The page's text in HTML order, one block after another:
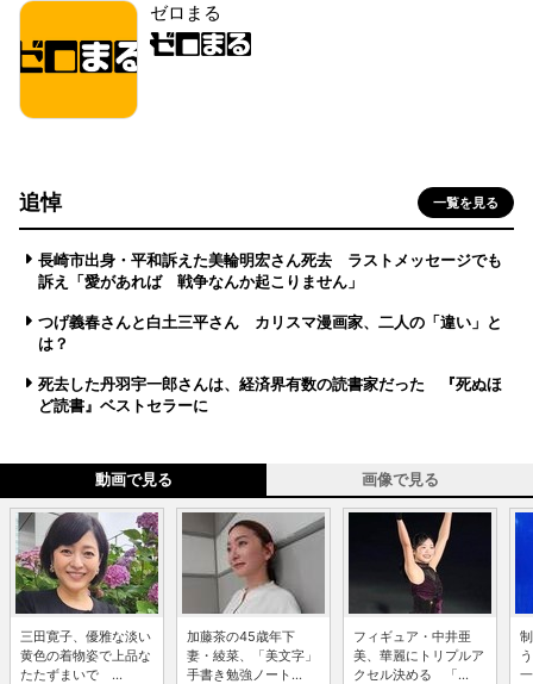
ゼロまる
追悼 一覧を見る
長崎市出身・平和訴えた美輪明宏さん死去 ラストメッセージでも
訴え「愛があれば 戦争なんか起こりません」
つげ義春さんと白土三平さん カリスマ漫画家、二人の「違い」と
は？
死去した丹羽宇一郎さんは、経済界有数の読書家だった 『死ぬほ
ど読書』ベストセラーに
動画で見る 画像で見る
三田寛子、優雅な淡い
黄色の着物姿で上品な
たたずまいで ...
加藤茶の45歳年下
妻・綾菜、「美文字」
手書き勉強ノート...
フィギュア・中井亜
美、華麗にトリプルア
クセル決める 「...